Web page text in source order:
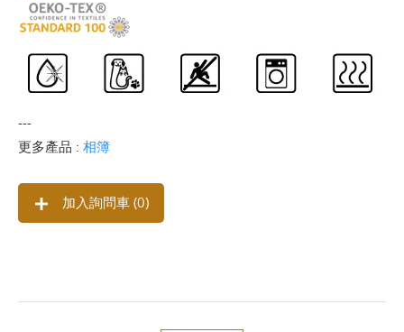
---
更多產品 : 相簿
加入詢問車 (0)